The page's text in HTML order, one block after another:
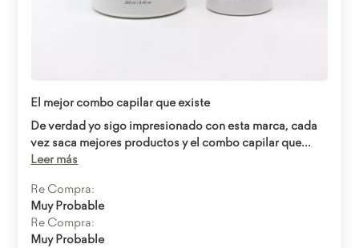
El mejor combo capilar que existe
De verdad yo sigo impresionado con esta marca, cada
vez saca mejores productos y el combo capilar que...
Leer más
Re Compra:
Muy Probable
Re Compra:
Muy Probable